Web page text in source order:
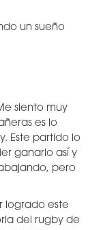
un sueño
siento muy
es lo
Este partido lo
ganarlo así y
pero
logrado este
del rugby de